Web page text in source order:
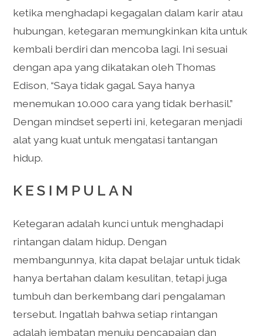
ketika menghadapi kegagalan dalam karir atau
hubungan, ketegaran memungkinkan kita untuk
kembali berdiri dan mencoba lagi. Ini sesuai
dengan apa yang dikatakan oleh Thomas
Edison, “Saya tidak gagal. Saya hanya
menemukan 10.000 cara yang tidak berhasil.”
Dengan mindset seperti ini, ketegaran menjadi
alat yang kuat untuk mengatasi tantangan
hidup.
KESIMPULAN
Ketegaran adalah kunci untuk menghadapi
rintangan dalam hidup. Dengan
membangunnya, kita dapat belajar untuk tidak
hanya bertahan dalam kesulitan, tetapi juga
tumbuh dan berkembang dari pengalaman
tersebut. Ingatlah bahwa setiap rintangan
adalah jembatan menuju pencapaian dan